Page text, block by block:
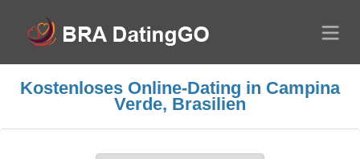
Kostenloses Online-Dating in Campina
Verde, Brasilien